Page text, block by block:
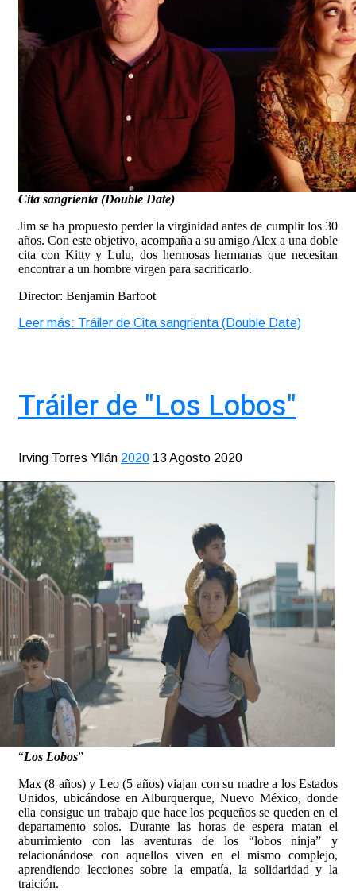
Cita sangrienta (Double Date)
Jim se ha propuesto perder la virginidad antes de cumplir los 30
años. Con este objetivo, acompaña a su amigo Alex a una doble
cita con Kitty y Lulu, dos hermosas hermanas que necesitan
encontrar a un hombre virgen para sacrificarlo.
Director: Benjamin Barfoot
Leer más: Tráiler de Cita sangrienta (Double Date)
Tráiler de "Los Lobos"
Irving Torres Yllán 2020 13 Agosto 2020
“Los Lobos”
Max (8 años) y Leo (5 años) viajan con su madre a los Estados
Unidos, ubicándose en Alburquerque, Nuevo México, donde
ella consigue un trabajo que hace los pequeños se queden en el
departamento solos. Durante las horas de espera matan el
aburrimiento con las aventuras de los “lobos ninja” y
relacionándose con aquellos viven en el mismo complejo,
aprendiendo lecciones sobre la empatía, la solidaridad y la
traición.